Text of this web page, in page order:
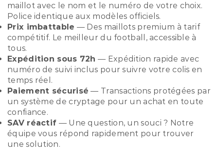
maillot avec le nom et le numéro de votre choix.
Police identique aux modèles officiels.
Prix imbattable — Des maillots premium à tarif
compétitif. Le meilleur du football, accessible à
tous.
Expédition sous 72h — Expédition rapide avec
numéro de suivi inclus pour suivre votre colis en
temps réel.
Paiement sécurisé — Transactions protégées par
un système de cryptage pour un achat en toute
confiance.
SAV réactif — Une question, un souci ? Notre
équipe vous répond rapidement pour trouver
une solution.